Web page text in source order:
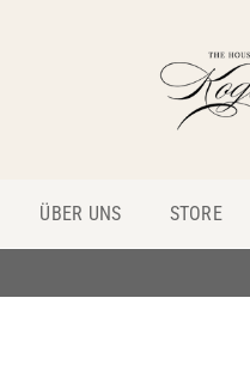
HOUSE
ÜBER UNS STORE